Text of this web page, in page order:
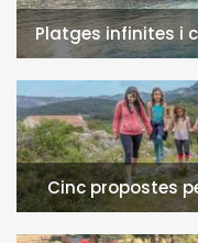
Platges infinites i
Cinc propostes